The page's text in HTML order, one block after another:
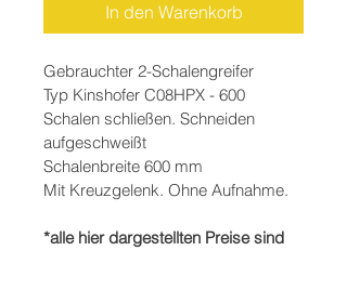
In den Warenkorb
Gebrauchter 2-Schalengreifer
Typ Kinshofer C08HPX - 600
Schalen schließen. Schneiden
aufgeschweißt
Schalenbreite 600 mm
Mit Kreuzgelenk. Ohne Aufnahme.
*alle hier dargestellten Preise sind